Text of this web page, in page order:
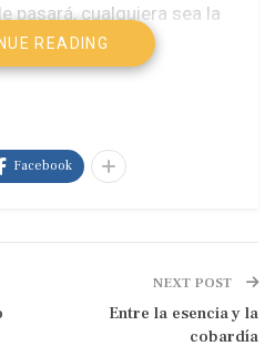
pasará, cualquiera sea la
Estados Unidos. Que
hacer cualquier locura,
siguen, lo que
pero expresa
económica implacable,
READING
Facebook
NEXT POST
Entre la esencia y la
cobardía